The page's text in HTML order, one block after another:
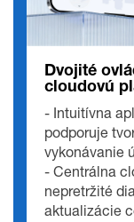
Dvojité
cloudovú
- Intuitívna
podporuje
vykonávanie
- Centrálna
nepretržité
aktualizácie